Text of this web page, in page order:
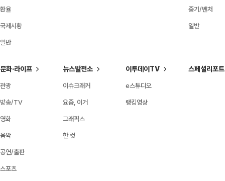
환율
국제시황
일반
중기/벤처
일반
문화·라이프
관광
방송/TV
영화
음악
공연/출판
스포츠
뉴스발전소
이슈크래커
요즘, 이거
그래픽스
한 컷
이투데이TV
e스튜디오
랭킹영상
스페셜리포트